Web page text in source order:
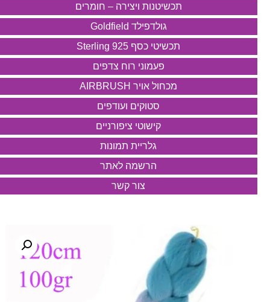
תכשיטנות ויצירה – חומרים
גולדפילד Goldfield
תכשיטי כסף 925 Sterling
פעמוני רוח צדפים
מכחול אויר AIRBRUSH
סטוקים ועודפים
קישוטי ציפורניים
גלריית תמונות
הרשמה לאתר
צור קשר